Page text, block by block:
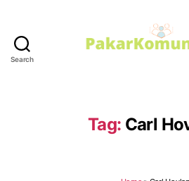
Search
Tag: Carl